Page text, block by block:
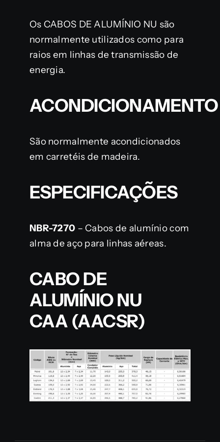
Os CABOS DE ALUMÍNIO NU são
normalmente utilizados como para
raios em linhas de transmissão de
energia.
ACONDICIONAMENTO
São normalmente acondicionados
em carretéis de madeira.
ESPECIFICAÇÕES
NBR-7270 – Cabos de alumínio com
alma de aço para linhas aéreas.
CABO DE
ALUMÍNIO NU
CAA (AACSR)